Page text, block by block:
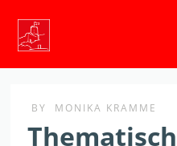
BY MONIKA KRAMME